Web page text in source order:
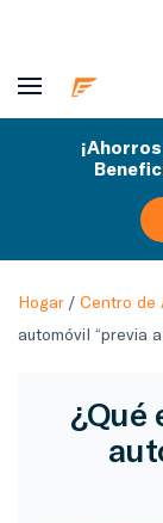
Hogar/ Centro de
automóvil “previa
¿Qué